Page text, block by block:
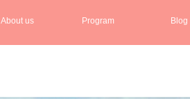
About us Program Blog